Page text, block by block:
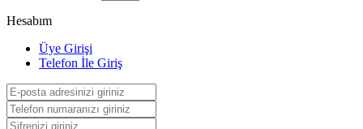
Hesabım
Üye Girişi
Telefon İle Giriş